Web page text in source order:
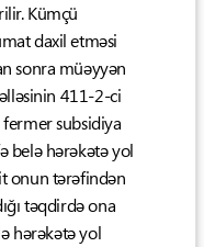
Kümçü
daxil etməsi
sonra müəyyən
411-2-ci
subsidiya
belə hərəkətə yol
onun tərəfindən
təqdirdə ona
hərəkətə yol